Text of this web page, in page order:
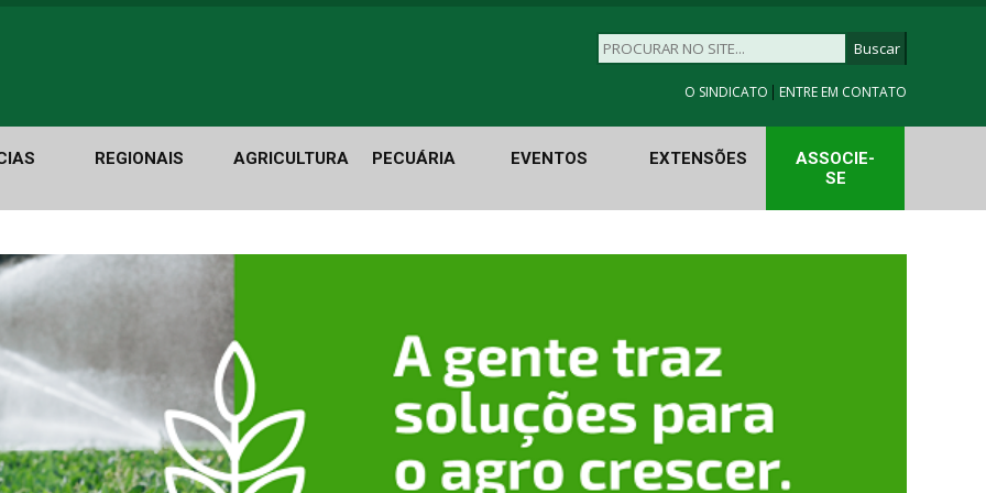
O SINDICATO | ENTRE EM CONTATO
REGIONAIS AGRICULTURA PECUÁRIA EVENTOS EXTENSÕES
ASSOCIE-
SE